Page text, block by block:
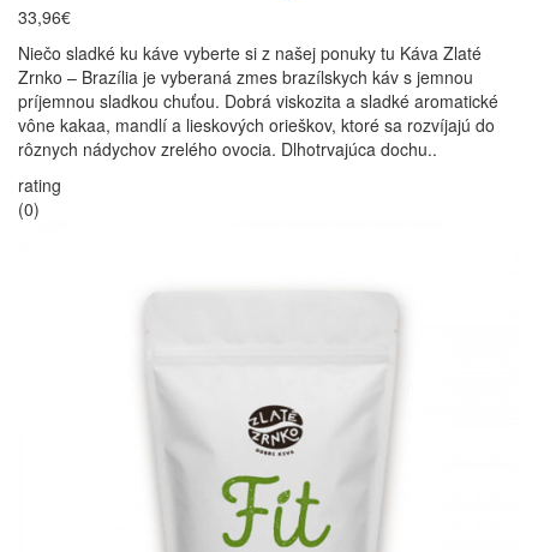
33,96€
Niečo sladké ku káve vyberte si z našej ponuky tu Káva Zlaté
Zrnko – Brazília je vyberaná zmes brazílskych káv s jemnou
príjemnou sladkou chuťou. Dobrá viskozita a sladké aromatické
vône kakaa, mandlí a lieskových orieškov, ktoré sa rozvíjajú do
rôznych nádychov zrelého ovocia. Dlhotrvajúca dochu..
rating
(0)